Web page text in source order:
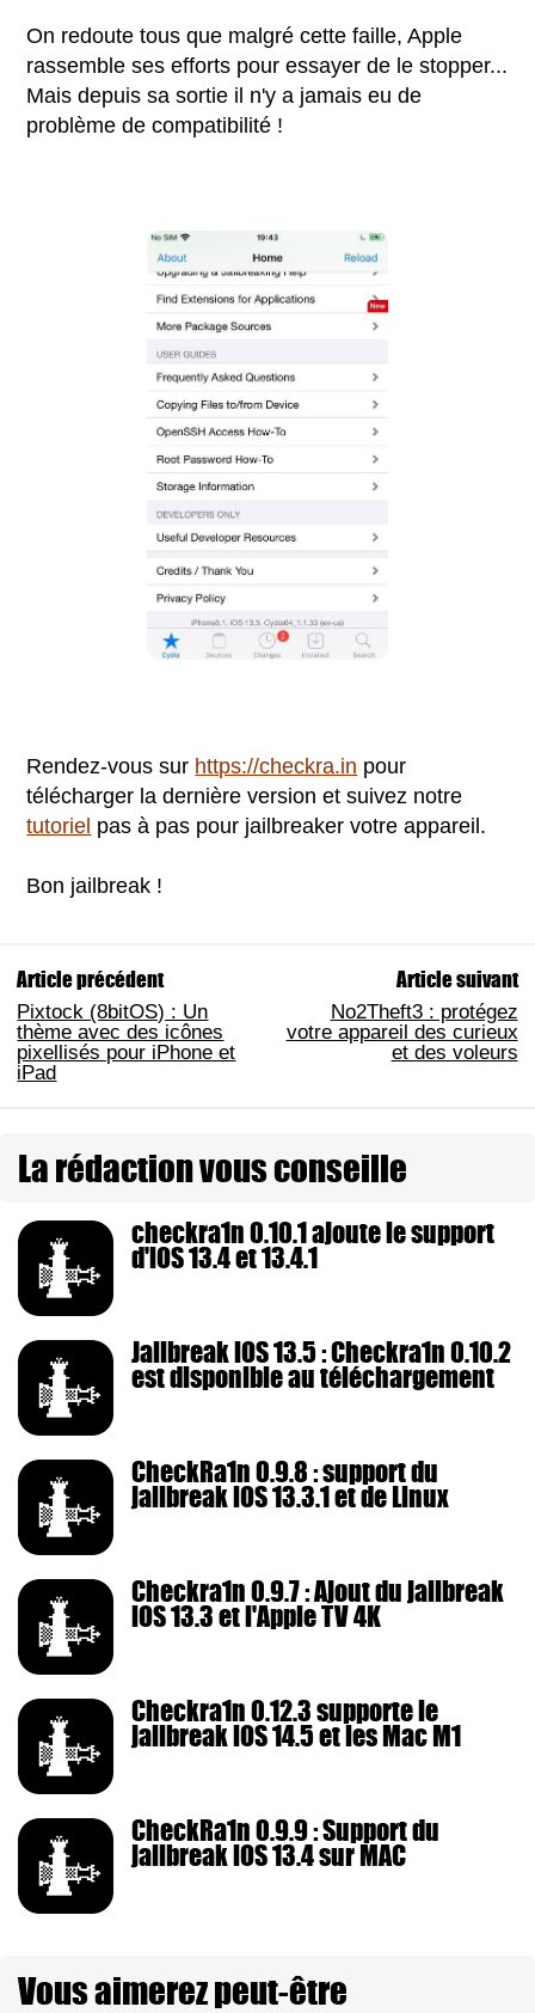
On redoute tous que malgré cette faille, Apple
rassemble ses efforts pour essayer de le stopper...
Mais depuis sa sortie il n'y a jamais eu de
problème de compatibilité !
Rendez-vous sur https://checkra.in pour
télécharger la dernière version et suivez notre
tutoriel pas à pas pour jailbreaker votre appareil.
Bon jailbreak !
Article précédent
Pixtock (8bitOS) : Un
thème avec des icônes
pixellisés pour iPhone et
iPad
Article suivant
No2Theft3 : protégez
votre appareil des curieux
et des voleurs
La rédaction vous conseille
checkra1n 0.10.1 ajoute le support
d'iOS 13.4 et 13.4.1
Jailbreak iOS 13.5 : Checkra1n 0.10.2
est disponible au téléchargement
CheckRa1n 0.9.8 : support du
jailbreak iOS 13.3.1 et de Linux
Checkra1n 0.9.7 : Ajout du jailbreak
iOS 13.3 et l'Apple TV 4K
Checkra1n 0.12.3 supporte le
jailbreak iOS 14.5 et les Mac M1
CheckRa1n 0.9.9 : Support du
jailbreak iOS 13.4 sur MAC
Vous aimerez peut-être